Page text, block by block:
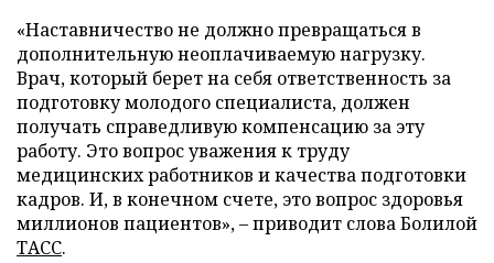
«Наставничество не должно превращаться в
дополнительную неоплачиваемую нагрузку.
Врач, который берет на себя ответственность за
подготовку молодого специалиста, должен
получать справедливую компенсацию за эту
работу. Это вопрос уважения к труду
медицинских работников и качества подготовки
кадров. И, в конечном счете, это вопрос здоровья
миллионов пациентов», – приводит слова Болилой
ТАСС.